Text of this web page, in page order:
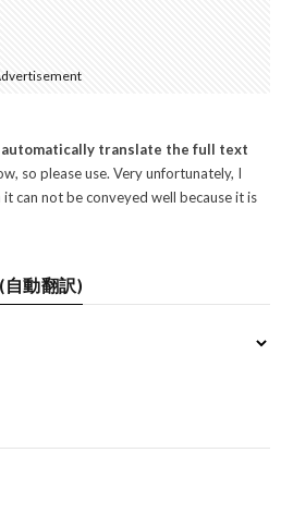
automatically translate the full text
so please use. Very unfortunately, I
can not be conveyed well because it is
動翻訳)